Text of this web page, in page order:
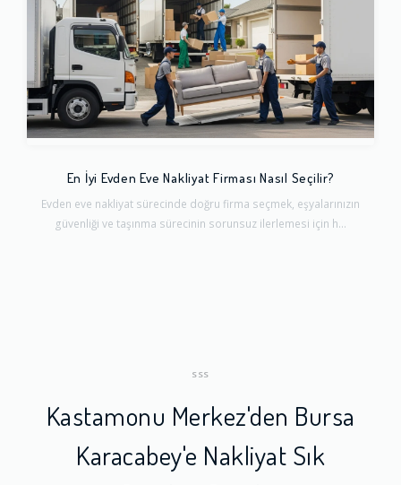
En İyi Evden Eve Nakliyat Firması Nasıl Seçilir?
Evden eve nakliyat sürecinde doğru firma seçmek, eşyalarınızın
güvenliği ve taşınma sürecinin sorunsuz ilerlemesi için h...
SSS
Kastamonu Merkez'den Bursa
Karacabey'e Nakliyat Sık